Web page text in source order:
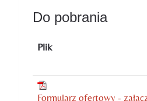
Do pobrania
Plik
Formularz ofertowy -